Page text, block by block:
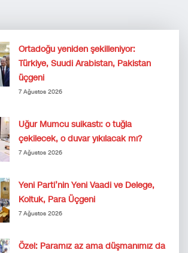
Ortadoğu yeniden şekilleniyor:
Türkiye, Suudi Arabistan, Pakistan
üçgeni
7 Ağustos 2026
Uğur Mumcu suikastı: o tuğla
çekilecek, o duvar yıkılacak mı?
7 Ağustos 2026
Yeni Parti’nin Yeni Vaadi ve Delege,
Koltuk, Para Üçgeni
7 Ağustos 2026
Özel: Paramız az ama düşmanımız da